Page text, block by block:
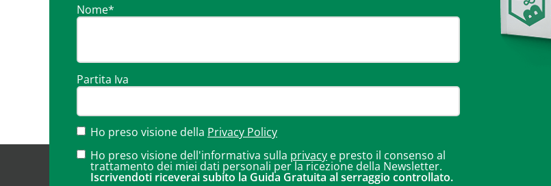
Nome*
Partita Iva
Ho preso visione della Privacy Policy
Ho preso visione dell'informativa sulla privacy e presto il consenso al
trattamento dei miei dati personali per la ricezione della Newsletter.
Iscrivendoti riceverai subito la Guida Gratuita al serraggio controllato.